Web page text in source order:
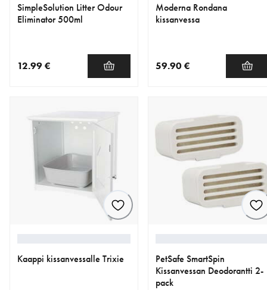
SimpleSolution Litter Odour
Eliminator 500ml
12.99 €
Moderna Rondana
kissanvessa
59.90 €
Kaappi kissanvessalle Trixie
PetSafe SmartSpin
Kissanvessan Deodorantti 2-
pack